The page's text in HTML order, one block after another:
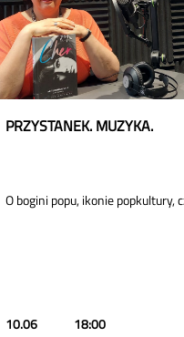
PRZYSTANEK. MUZYKA.
O bogini popu, ikonie popkultury,
10.06 18:00